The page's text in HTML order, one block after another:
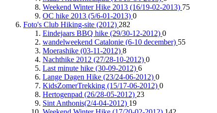
Weekend Winter Hike 2013 (16/19-02-2013) 75
OC hike 2013 (5/6-01-2013) 0
Foto's Club Hiking-site (2012) 282
Eindejaars BBQ hike (29/30-12-2012) 0
wandelweekend Catalonie (6-10 december) 55
Moerashike (03-11-2012) 8
Nachthike 2012 (27/28-10-2012) 0
Last minute hike (30-09-2012) 6
Lange Dagen Hike (23/24-06-2012) 0
KidsZomerTrekking (15/17-06-2012) 0
Hertogenpad (26/28-05-2012) 23
Sint Anthonis(2/4-04-2012) 19